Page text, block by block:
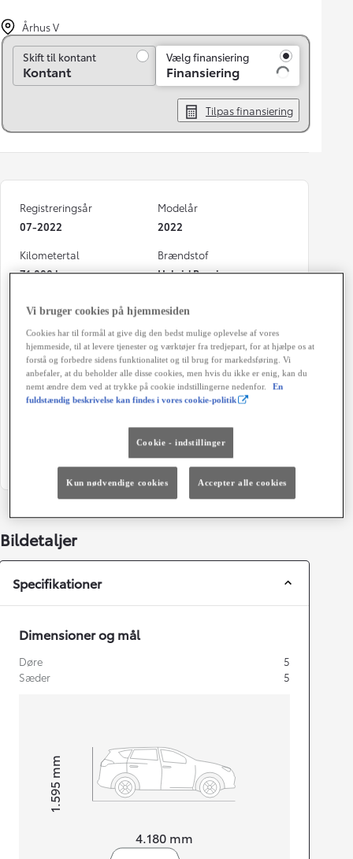
Århus V
Skift til kontant
Skift til kontant
Kontant
Vælg finansiering
Finansiering
Tilpas finansiering
Registreringsår
07-2022
Modelår
2022
Kilometertal
71.000 km
Brændstof
Hybrid Benzin
5D - B-SUV
Co2 (blandet kørsel)
101 g/km
Geartype
Automatisk gearkasse
Døre
Farve
Bildetaljer
Specifikationer
Dimensioner og mål
Døre
5
Sæder
5
4.180 mm
Højt1.595
mm
Vi bruger cookies på hjemmesiden
Cookies har til formål at give dig den bedst mulige oplevelse af vores
hjemmeside, til at levere tjenester og værktøjer fra tredjepart, for at hjælpe os at
forstå og forbedre sidens funktionalitet og til brug for markedsføring. Vi
anbefaler, at du beholder alle disse cookies, men hvis du ikke er enig, kan du
nemt ændre dem ved at trykke på cookie indstillingerne nedenfor.
En
fuldstændig beskrivelse kan findes i vores cookie-politik
Cookie - indstillinger
Kun nødvendige cookies Accepter alle cookies